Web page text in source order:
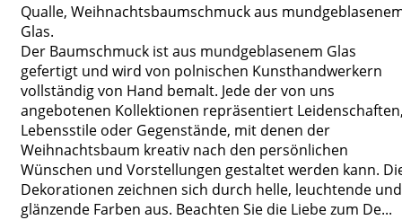
Qualle, Weihnachtsbaumschmuck aus
Glas.
Der Baumschmuck ist aus mundgeblasenem Glas
gefertigt und wird von polnischen Kunsthandwerkern
vollständig von Hand bemalt. Jede der von uns
angebotenen Kollektionen repräsentiert
Lebensstile oder Gegenstände, mit denen der
Weihnachtsbaum kreativ nach den persönlichen
Wünschen und Vorstellungen gestaltet werden kann.
Dekorationen zeichnen sich durch helle, leuchtende und
glänzende Farben aus. Beachten Sie die Liebe zum De...